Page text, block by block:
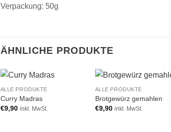
Verpackung: 50g
ÄHNLICHE PRODUKTE
ALLE PRODUKTE
Curry Madras
€9,90 inkl. MwSt.
wishlist
ALLE PRODUKTE
Brotgewürz gemahlen
€9,90 inkl. MwSt.